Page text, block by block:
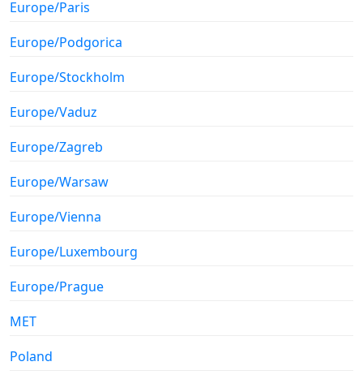
Europe/Paris
Europe/Podgorica
Europe/Stockholm
Europe/Vaduz
Europe/Zagreb
Europe/Warsaw
Europe/Vienna
Europe/Luxembourg
Europe/Prague
MET
Poland